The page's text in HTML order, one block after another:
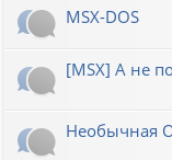
MSX-DOS
[MSX] А не
Необычная